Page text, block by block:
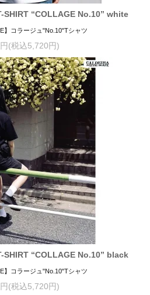
SHIRT “COLLAGE No.10” white
】コラージュ"No.10"Tシャツ
(税込5,720円)
SHIRT “COLLAGE No.10” black
】コラージュ"No.10"Tシャツ
(税込5,720円)